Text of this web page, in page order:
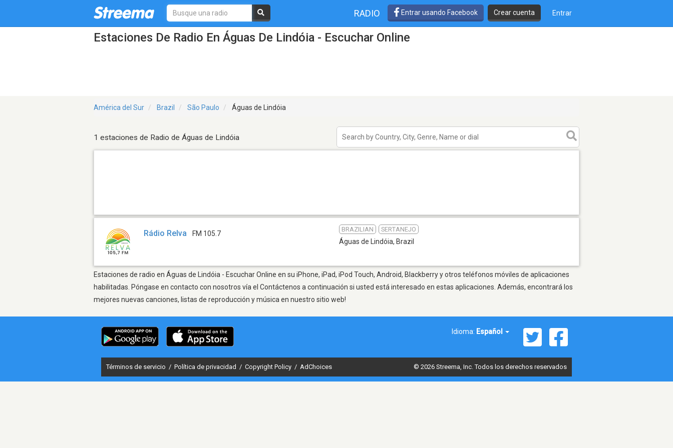
RADIO Entrar usando Facebook Crear cuenta Entrar
Estaciones De Radio En Águas De Lindóia - Escuchar Online
América del Sur Brazil São Paulo Águas de Lindóia
1 estaciones de Radio de Águas de Lindóia
Rádio Relva FM 105.7
BRAZILIAN SERTANEJO
Águas de Lindóia, Brazil
Estaciones de radio en Águas de Lindóia - Escuchar Online en su iPhone, iPad, iPod Touch, Android, Blackberry y otros teléfonos móviles de aplicaciones
habilitadas. Póngase en contacto con nosotros vía el Contáctenos a continuación si usted está interesado en estas aplicaciones. Además, encontrará los
mejores nuevas canciones, listas de reproducción y música en nuestro sitio web!
Idioma: Español
Términos de servicio / Política de privacidad / Copyright Policy / AdChoices © 2026 Streema, Inc. Todos los derechos reservados